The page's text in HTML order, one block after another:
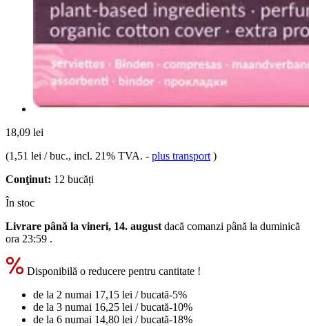
18,09 lei
(1,51 lei / buc., incl. 21% TVA. - plus transport )
Conţinut: 12 bucăți
În stoc
Livrare până la vineri, 14. august dacă comanzi până la duminică
ora 23:59 .
Disponibilă o reducere pentru cantitate !
de la 2 numai 17,15 lei / bucată-5%
de la 3 numai 16,25 lei / bucată-10%
de la 6 numai 14,80 lei / bucată-18%